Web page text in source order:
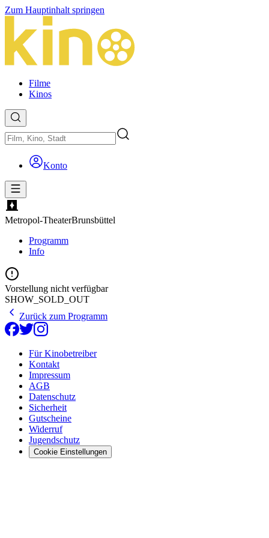
Zum Hauptinhalt springen
Filme
Kinos
Konto
Metropol-TheaterBrunsbüttel
Programm
Info
Vorstellung nicht verfügbar
SHOW_SOLD_OUT
Zurück zum Programm
Für Kinobetreiber
Kontakt
Impressum
AGB
Datenschutz
Sicherheit
Gutscheine
Widerruf
Jugendschutz
Cookie Einstellungen